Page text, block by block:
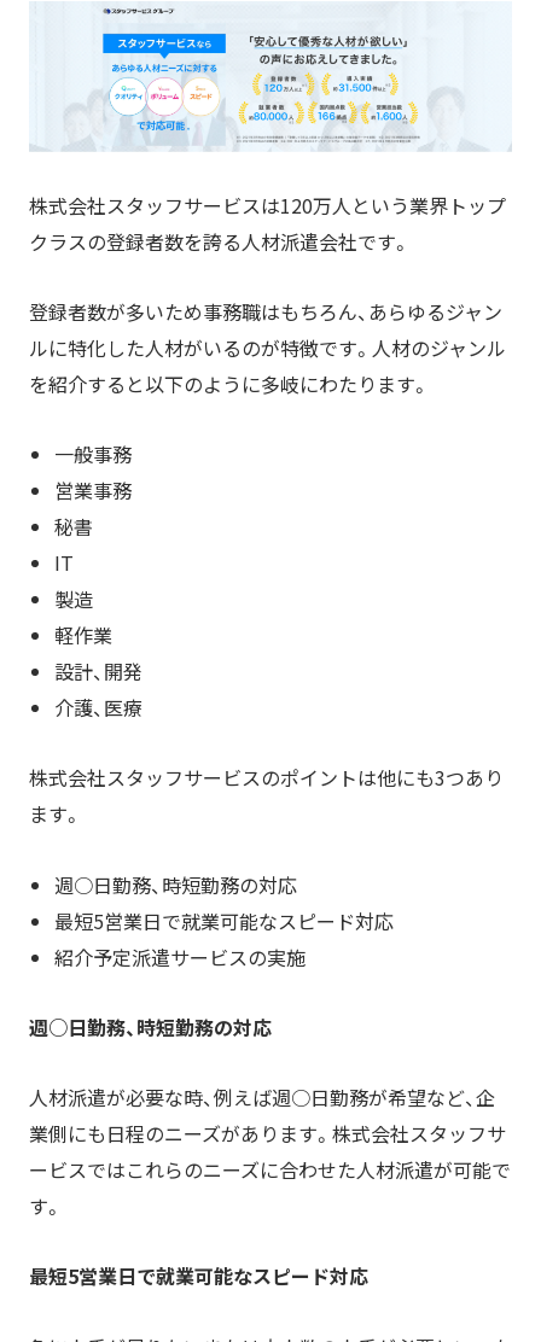
株式会社スタッフサービスは120万人という業界トップ
クラスの登録者数を誇る人材派遣会社です。
登録者数が多いため事務職はもちろん、あらゆるジャン
ルに特化した人材がいるのが特徴です。人材のジャンル
を紹介すると以下のように多岐にわたります。
一般事務
営業事務
秘書
IT
製造
軽作業
設計、開発
介護、医療
株式会社スタッフサービスのポイントは他にも3つあり
ます。
週○日勤務、時短勤務の対応
最短5営業日で就業可能なスピード対応
紹介予定派遣サービスの実施
週○日勤務、時短勤務の対応
人材派遣が必要な時、例えば週○日勤務が希望など、企
業側にも日程のニーズがあります。株式会社スタッフサ
ービスではこれらのニーズに合わせた人材派遣が可能で
す。
最短5営業日で就業可能なスピード対応